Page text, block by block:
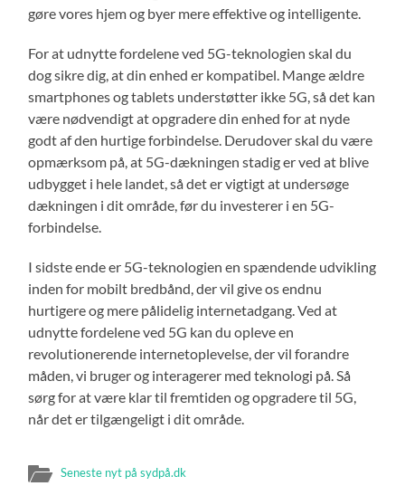
gøre vores hjem og byer mere effektive og intelligente.
For at udnytte fordelene ved 5G-teknologien skal du
dog sikre dig, at din enhed er kompatibel. Mange ældre
smartphones og tablets understøtter ikke 5G, så det kan
være nødvendigt at opgradere din enhed for at nyde
godt af den hurtige forbindelse. Derudover skal du være
opmærksom på, at 5G-dækningen stadig er ved at blive
udbygget i hele landet, så det er vigtigt at undersøge
dækningen i dit område, før du investerer i en 5G-
forbindelse.
I sidste ende er 5G-teknologien en spændende udvikling
inden for mobilt bredbånd, der vil give os endnu
hurtigere og mere pålidelig internetadgang. Ved at
udnytte fordelene ved 5G kan du opleve en
revolutionerende internetoplevelse, der vil forandre
måden, vi bruger og interagerer med teknologi på. Så
sørg for at være klar til fremtiden og opgradere til 5G,
når det er tilgængeligt i dit område.
Seneste nyt på sydpå.dk